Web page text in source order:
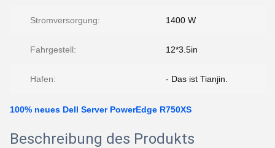
Stromversorgung: 1400 W
Fahrgestell: 12*3.5in
Hafen: - Das ist Tianjin.
100% neues Dell Server PowerEdge R750XS
Beschreibung des Produkts